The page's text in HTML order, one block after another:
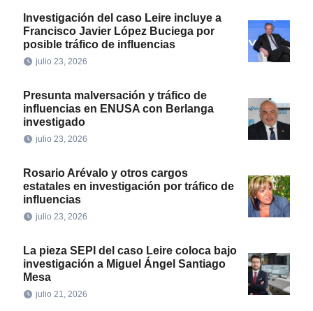
Investigación del caso Leire incluye a
Francisco Javier López Buciega por
posible tráfico de influencias
julio 23, 2026
Presunta malversación y tráfico de
influencias en ENUSA con Berlanga
investigado
julio 23, 2026
Rosario Arévalo y otros cargos
estatales en investigación por tráfico de
influencias
julio 23, 2026
La pieza SEPI del caso Leire coloca bajo
investigación a Miguel Ángel Santiago
Mesa
julio 21, 2026